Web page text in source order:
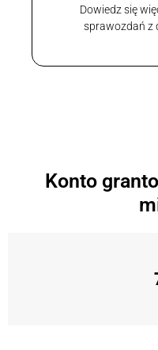
Dowiedz się
sprawozdań z
Konto